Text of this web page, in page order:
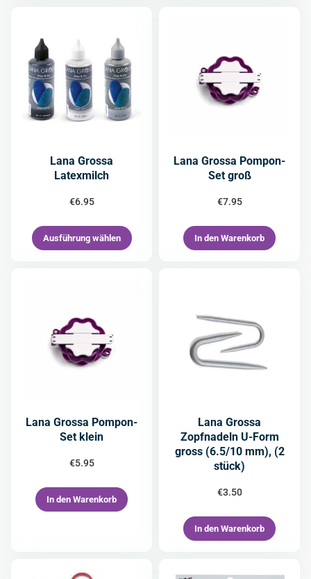
Lana Grossa
Latexmilch
€6.95
Ausführung wählen
Lana Grossa Pompon-
Set groß
€7.95
In den Warenkorb
Lana Grossa Pompon-
Set klein
€5.95
In den Warenkorb
Lana Grossa
Zopfnadeln U-Form
gross (6.5/10 mm), (2
stück)
€3.50
In den Warenkorb